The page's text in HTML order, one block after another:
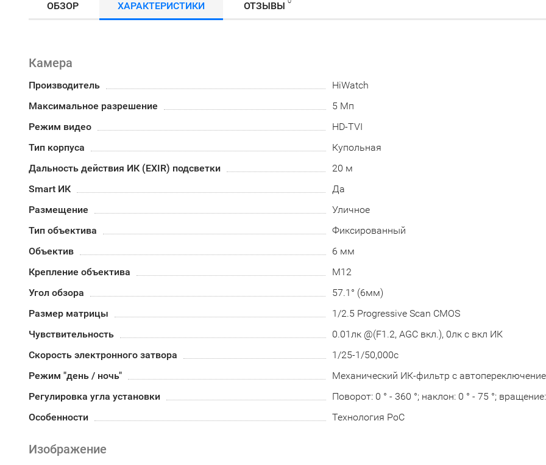
ОБЗОР ХАРАКТЕРИСТИКИ ОТЗЫВЫ
Камера
Производитель
HiWatch
Максимальное разрешение
5 Мп
Режим видео
HD-TVI
Тип корпуса
Купольная
Дальность действия ИК (EXIR) подсветки
20 м
Smart ИК
Да
Размещение
Уличное
Тип объектива
Фиксированный
Объектив
6 мм
Крепление объектива
М12
Угол обзора
57.1° (6мм)
Размер матрицы
1/2.5 Progressive Scan CMOS
Чувствительность
0.01лк @(F1.2, AGC вкл.), 0лк с вкл ИК
Скорость электронного затвора
1/25-1/50,000с
Режим "день / ночь"
Механический ИК-фильтр с
Регулировка угла установки
Поворот: 0 ° - 360 °; наклон: 0 ° - 75 °;
Особенности
Технология PoC
Изображение